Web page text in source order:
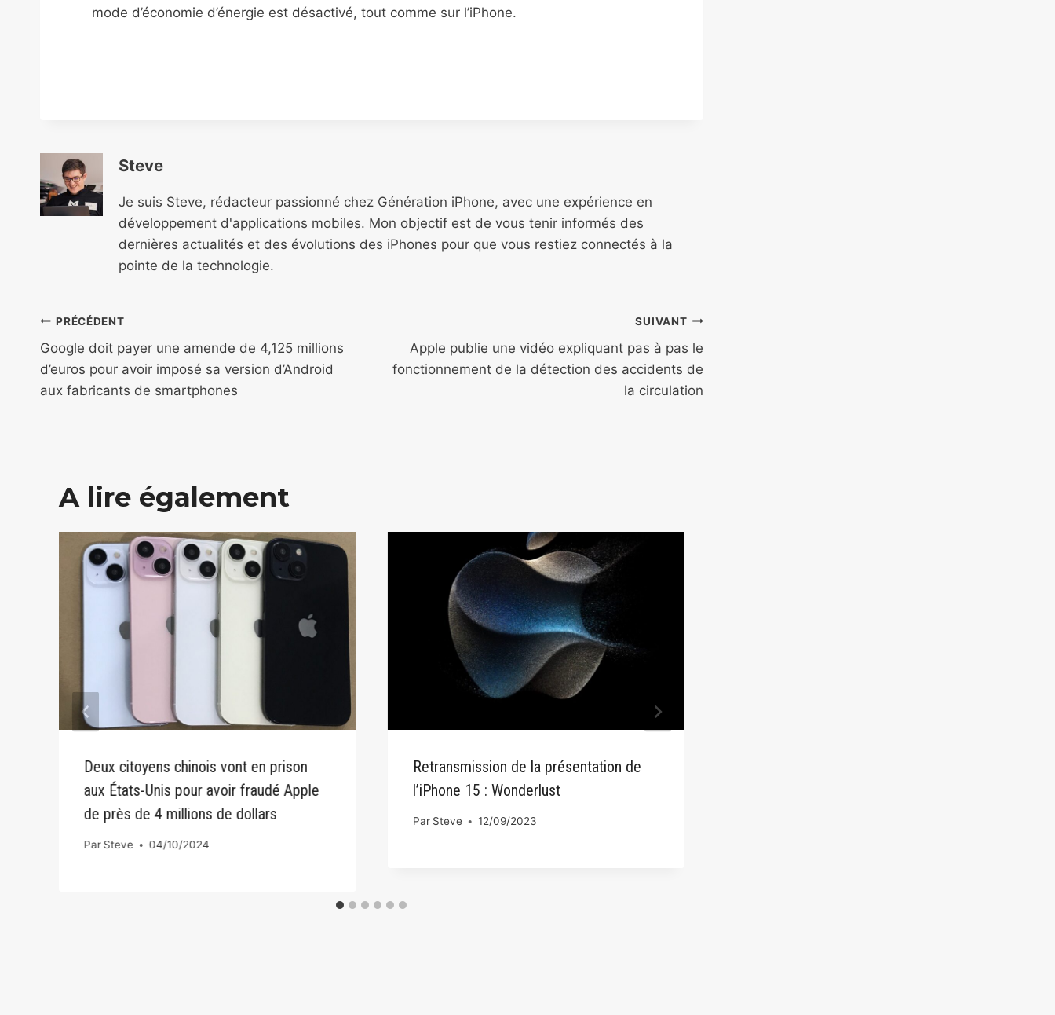
mode d’économie d’énergie est désactivé, tout comme sur l’iPhone.
Steve
Je suis Steve, rédacteur passionné chez Génération iPhone, avec une expérience en
développement d'applications mobiles. Mon objectif est de vous tenir informés des
dernières actualités et des évolutions des iPhones pour que vous restiez connectés à la
pointe de la technologie.
Navigation
de
l’article
PRÉCÉDENT
Google doit payer une amende de 4,125 millions
d’euros pour avoir imposé sa version d’Android
aux fabricants de smartphones
SUIVANT
Apple publie une vidéo expliquant pas à pas le
fonctionnement de la détection des accidents de
la circulation
A lire également
Deux citoyens chinois vont en prison
aux États-Unis pour avoir fraudé Apple
de près de 4 millions de dollars
ParSteve 04/10/2024
Retransmission de la présentation de
l’iPhone 15 : Wonderlust
Par Steve 12/09/2023